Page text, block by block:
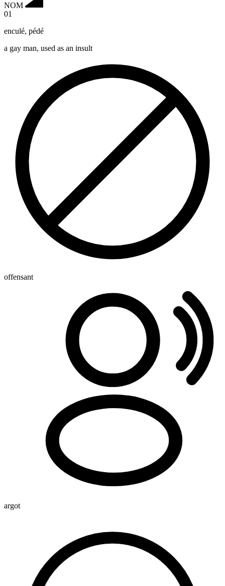
NOM
01
enculé, pédé
a gay man, used as an insult
offensant
argot